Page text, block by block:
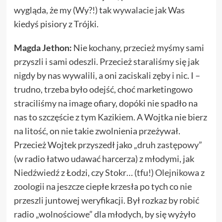
wygląda, że my (Wy?!) takwywalaciejak Was
kiedyś pisiory z Trójki.
Magda Jethon: Nie kochany, przecież myśmy sami
przyszli i sami odeszli. Przecież staraliśmy się jak
nigdy by nas wywalili, a oni zaciskali zęby i nic. I –
trudno, trzeba było odejść, choć marketingowo
straciliśmy na image ofiary, dopóki nie spadło na
nas to szczęście z tym Kazikiem. A Wojtka nie bierz
na litość, on nie takie zwolnienia przeżywał.
Przecież Wojtek przyszedł jako „druh zastępowy”
(w radio łatwo udawać harcerza) z młodymi, jak
Niedźwiedźz Łodzi, czy Stokr… (tfu!)Olejnikowa z
zoologii na jeszcze ciepłe krzesła po tych co nie
przeszli juntowej weryfikacji. Był rozkaz by robić
radio „wolnościowe” dla młodych, by się wyżyło